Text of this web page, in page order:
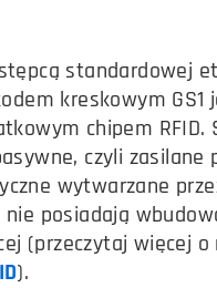
standardowej
kreskowym GS1
chipem RFID.
czyli zasilane
wytwarzane
nie posiadają
(przeczytaj więcej o
).